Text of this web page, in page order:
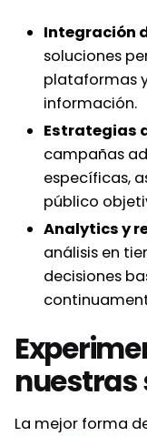
Integración
soluciones
plataformas
información.
Estrategias
campañas
específicas,
público
Analytics y
análisis en
decisiones
nuestras
La mejor forma